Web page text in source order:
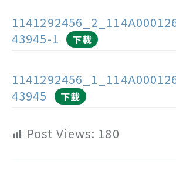
43945-1
下載
43945
下載
Post Views: 180